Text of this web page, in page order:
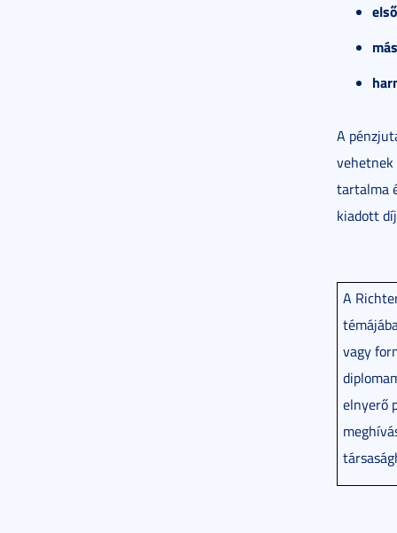
A
vehetnek
tartalma
kiadott
A
vagy
elnyerő